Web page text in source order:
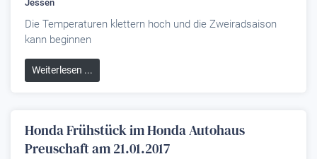
Jessen
Die Temperaturen klettern hoch und die Zweiradsaison
kann beginnen
Weiterlesen ...
Honda Frühstück im Honda Autohaus
Preuschaft am 21.01.2017